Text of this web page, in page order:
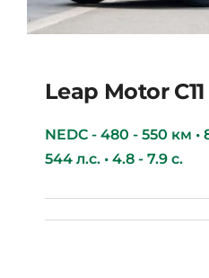
Leap
Leap Motor С11
NEDC - 480 - 550 км •
544 л.с. • 4.8 - 7.9 с.